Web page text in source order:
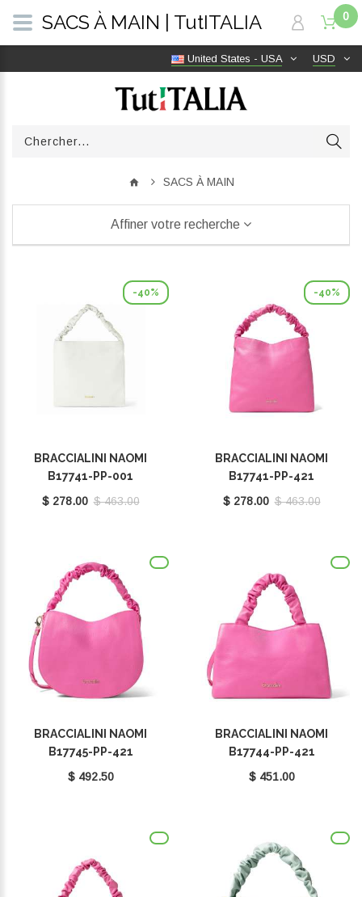
USD
United States - USA
0
SACS À MAIN
Affiner votre recherche
-40%
BRACCIALINI NAOMI
B17741-PP-001
$ 278.00 $ 463.00
-40%
BRACCIALINI NAOMI
B17741-PP-421
$ 278.00 $ 463.00
BRACCIALINI NAOMI
B17745-PP-421
$ 492.50
BRACCIALINI NAOMI
B17744-PP-421
$ 451.00
SACS À MAIN | TutITALIA